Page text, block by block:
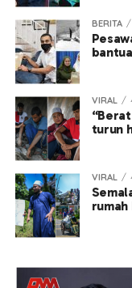
BERITA
VIRAL
turun
VIRAL
rumah